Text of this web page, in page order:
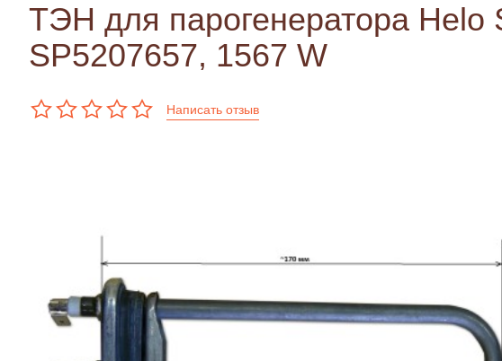
ТЭН для парогенератора Helo
SP5207657, 1567 W
Написать отзыв